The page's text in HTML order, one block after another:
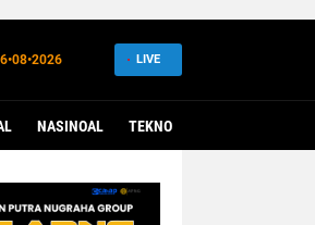
6•08•2026 LIVE
NASINOAL TEKNO